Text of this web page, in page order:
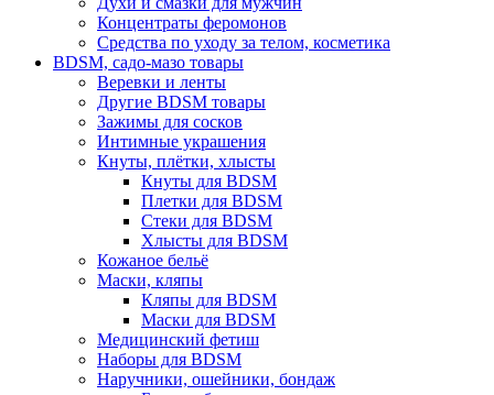
Концентраты феромонов
Средства по уходу за телом, косметика
BDSM, садо-мазо товары
Веревки и ленты
Другие BDSM товары
Зажимы для сосков
Интимные украшения
Кнуты, плётки, хлысты
Кнуты для BDSM
Плетки для BDSM
Стеки для BDSM
Хлысты для BDSM
Кожаное бельё
Маски, кляпы
Кляпы для BDSM
Маски для BDSM
Медицинский фетиш
Наборы для BDSM
Наручники, ошейники, бондаж